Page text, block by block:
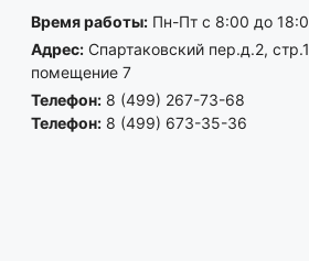
Время работы: Пн-Пт с 8:00 до
Адрес: Спартаковский пер.д.2,
помещение 7
Телефон: 8 (499) 267-73-68
Телефон: 8 (499) 673-35-36